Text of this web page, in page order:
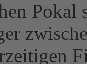
Pokal